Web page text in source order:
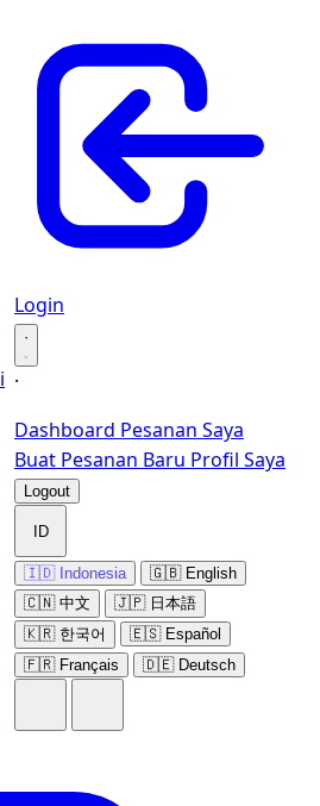
Login
·
·
Dashboard Pesanan Saya
Buat Pesanan Baru Profil Saya
Logout
ID
🇮🇩 Indonesia
🇬🇧 English
🇨🇳 中文
🇯🇵 日本語
🇰🇷 한국어
🇪🇸 Español
🇫🇷 Français
🇩🇪 Deutsch